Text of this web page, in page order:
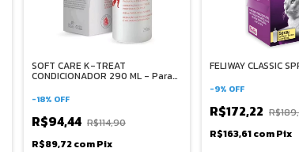
SOFT CARE K-TREAT
CONDICIONADOR 290 ML - Para
-18% OFF
R$94,44 R$114,90
R$89,72comPix
FELIWAY CLASSIC
-9% OFF
R$172,22
R$163,61comPix